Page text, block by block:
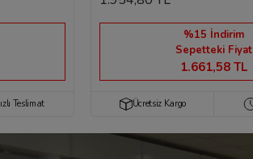
Teslimat
%15 İndirim
Sepetteki Fiyat
1.661,58 TL
Ücretsiz Kargo